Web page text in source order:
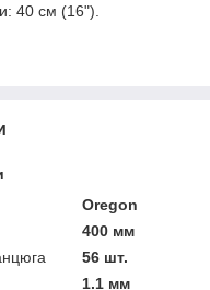
40 см (16").
Oregon
400 мм
56 шт.
1.1 мм